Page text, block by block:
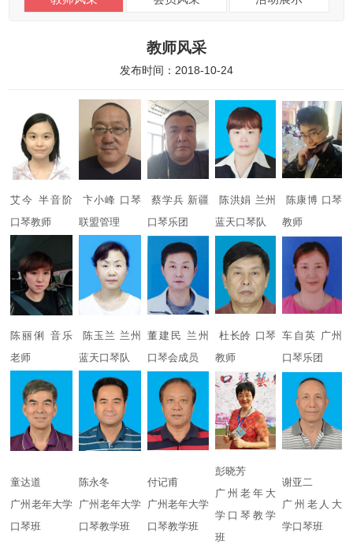
教师风采
发布时间：2018-10-24
艾今 半音阶
口琴教师
卞小峰 口琴
联盟管理
蔡学兵 新疆
口琴乐团
陈洪娟 兰州
蓝天口琴队
陈康博 口琴
教师
陈丽俐 音乐
老师
陈玉兰 兰州
蓝天口琴队
董建民 兰州
口琴会成员
杜长皊 口琴
教师
车自英 广州
口琴乐团
童达道
广州老年大学
口琴班
陈永冬
广州老年大学
口琴教学班
付记甫
广州老年大学
口琴教学班
彭晓芳
广州老年大
学口琴教学
班
谢亚二
广州老人大
学口琴班